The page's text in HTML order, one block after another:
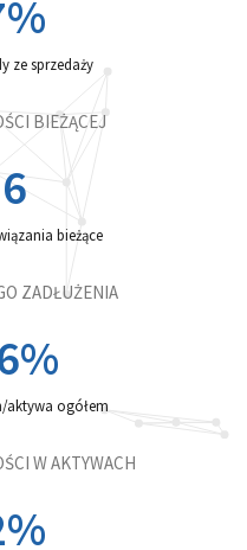
%
ze sprzedaży
BIEŻĄCEJ
bieżące
ZADŁUŻENIA
%
ogółem
W AKTYWACH
%